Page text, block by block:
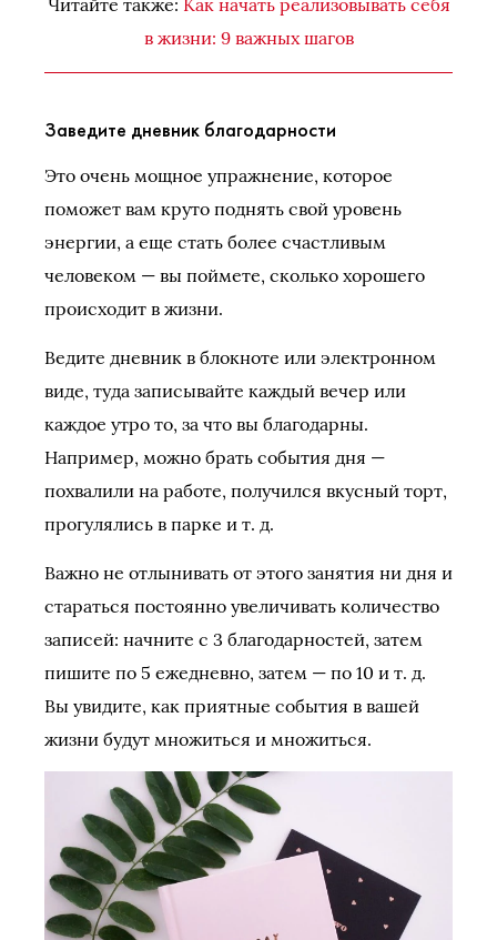
Читайте также: Как начать реализовывать себя
в жизни: 9 важных шагов
Заведите дневник благодарности
Это очень мощное упражнение, которое
поможет вам круто поднять свой уровень
энергии, а еще стать более счастливым
человеком — вы поймете, сколько хорошего
происходит в жизни.
Ведите дневник в блокноте или электронном
виде, туда записывайте каждый вечер или
каждое утро то, за что вы благодарны.
Например, можно брать события дня —
похвалили на работе, получился вкусный торт,
прогулялись в парке и т. д.
Важно не отлынивать от этого занятия ни дня и
стараться постоянно увеличивать количество
записей: начните с 3 благодарностей, затем
пишите по 5 ежедневно, затем — по 10 и т. д.
Вы увидите, как приятные события в вашей
жизни будут множиться и множиться.